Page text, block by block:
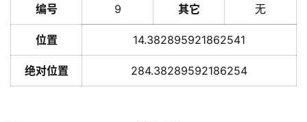
编号 9 其它 无
位置 14.382895921862541
绝对位置 284.38289592186254